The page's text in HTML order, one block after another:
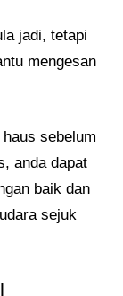
jadi, tetapi
mengesan
sebelum
anda dapat
baik dan
sejuk